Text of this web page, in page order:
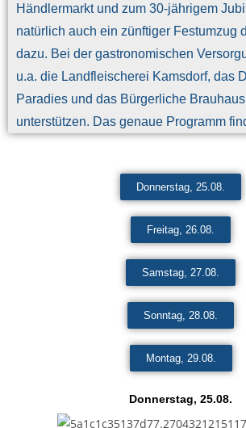
Händlermarkt und zum 30-jährigem
natürlich auch ein zünftiger Festumzug
dazu. Bei der gastronomischen
u.a. die Landfleischerei Kamsdorf, das
Paradies und das Bürgerliche
unterstützen. Das genaue Programm
Donnerstag, 25.08.
Freitag, 26.08.
Samstag, 27.08.
Sonntag, 28.08.
Montag, 29.08.
Donnerstag, 25.08.